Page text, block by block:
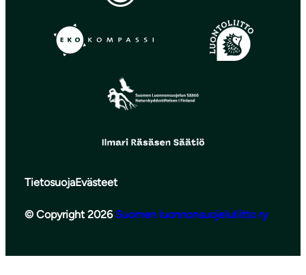
TietosuojaEvästeet
© Copyright 2026 Suomen luonnonsuojeluliitto ry